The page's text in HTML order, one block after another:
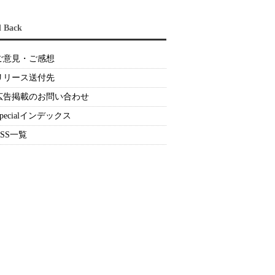
Back
意見・ご感想
リース送付先
告掲載のお問い合わせ
インデックス
一覧